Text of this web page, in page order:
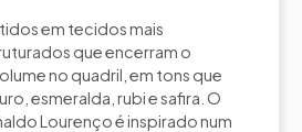
em tecidos mais
que encerram o
no quadril, em tons que
esmeralda, rubi e safira. O
Lourenço é inspirado num